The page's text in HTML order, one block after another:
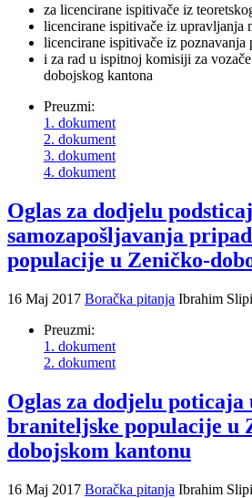
za licencirane ispitivače iz
licencirane ispitivače iz upravljanja
licencirane ispitivače iz poznavanja
i za rad u ispitnoj komisiji za
dobojskog kantona
Preuzmi:
1. dokument
2. dokument
3. dokument
4. dokument
Oglas za dodjelu
samozapošljavanja
populacije u Zeničko-
16 Maj 2017 Boračka pitanja Ibrahim
Preuzmi:
1. dokument
2. dokument
Oglas za dodjelu poticaja
braniteljske populacije u
dobojskom kantonu
16 Maj 2017 Boračka pitanja Ibrahim